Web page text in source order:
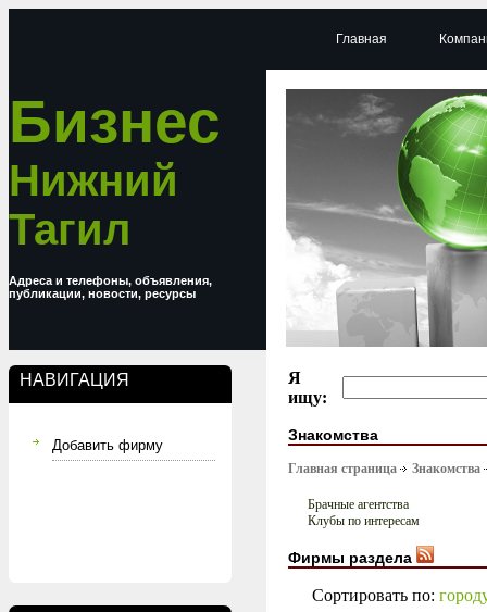
Бизнес
Нижний
Тагил
Адреса и телефоны, объявления,
публикации, новости, ресурсы
НАВИГАЦИЯ
Добавить фирму
Главная
Я
ищу:
Знакомства
Главная страница Знакомства
Брачные агентства
Клубы по интересам
Фирмы раздела
Сортировать по: